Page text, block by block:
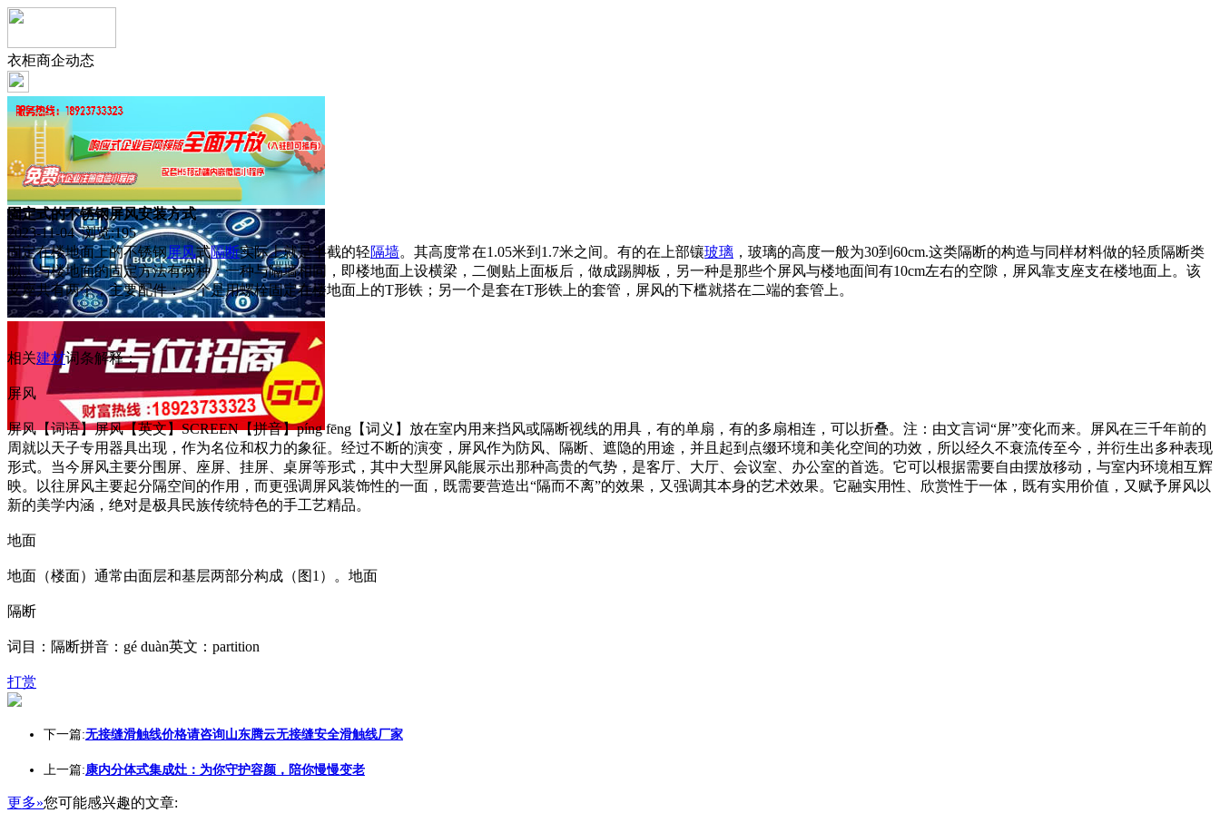
衣柜商企动态
固定式的不锈钢屏风安装方式
2023-11-04 浏览:195
固定在楼地面上的不锈钢屏风式隔断实际上就是半截的轻隔墙。其高度常在1.05米到1.7米之间。有的在上部镶玻璃 ，玻璃的高度一般为30到60cm.这类隔断的构造与同样材料做的轻质隔断类
似。与楼地面的固定方法有两种：一种与隔墙相同，即楼地面上设横梁，二侧贴上面板后，做成踢脚板，另一种是那些个屏风与楼地面间有10cm左右的空隙，屏风靠支座支在楼地面上。该
支座共有两个，主要配件：一个是用螺栓固定在楼地面上的T形铁；另一个是套在T形铁上的套管，屏风的下槛就搭在二端的套管上。
相关建材词条解释：
屏风
屏风【词语】屏风【英文】SCREEN【拼音】píng fēng【词义】放在室内用来挡风或隔断视线的用具，有的单扇，有的多扇相连，可以折叠。注：由文言词“屏”变化而来。屏风在三千年前的
周就以天子专用器具出现，作为名位和权力的象征。经过不断的演变，屏风作为防风、隔断、遮隐的用途，并且起到点缀环境和美化空间的功效，所以经久不衰流传至今，并衍生出多种表现
形式。当今屏风主要分围屏、座屏、挂屏、桌屏等形式，其中大型屏风能展示出那种高贵的气势，是客厅、大厅、会议室、办公室的首选。它可以根据需要自由摆放移动，与室内环境相互辉
映。以往屏风主要起分隔空间的作用，而更强调屏风装饰性的一面，既需要营造出“隔而不离”的效果，又强调其本身的艺术效果。它融实用性、欣赏性于一体，既有实用价值，又赋予屏风以
新的美学内涵，绝对是极具民族传统特色的手工艺精品。
地面
地面（楼面）通常由面层和基层两部分构成（图1）。地面
隔断
词目：隔断拼音：gé duàn英文：partition
打赏
下一篇:无接缝滑触线价格请咨询山东腾云无接缝安全滑触线厂家
上一篇:康内分体式集成灶：为你守护容颜，陪你慢慢变老
更多»您可能感兴趣的文章: